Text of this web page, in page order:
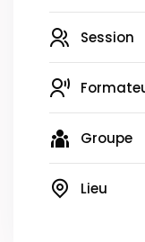
Session
Groupe
Lieu